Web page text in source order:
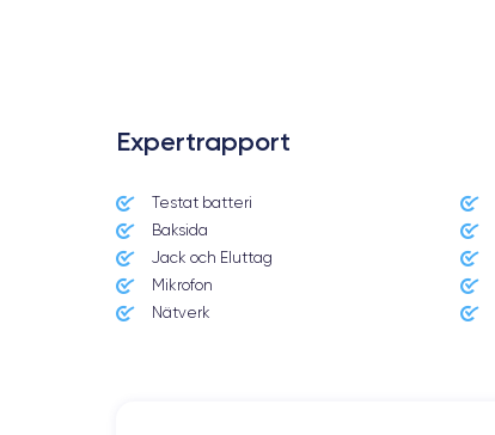
Expertrapport
Testat batteri
Baksida
Jack och Eluttag
Mikrofon
Nätverk